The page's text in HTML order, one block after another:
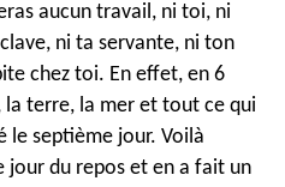
aucun travail, ni toi, ni
ni ta servante, ni ton
chez toi. En effet, en 6
terre, la mer et tout ce qui
le septième jour. Voilà
jour du repos et en a fait un